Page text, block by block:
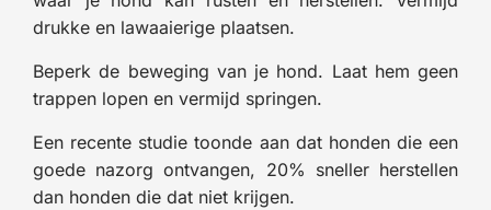
drukke en lawaaierige plaatsen.
Beperk de beweging van je hond. Laat hem geen
trappen lopen en vermijd springen.
Een recente studie toonde aan dat honden die een
goede nazorg ontvangen, 20% sneller herstellen
dan honden die dat niet krijgen.